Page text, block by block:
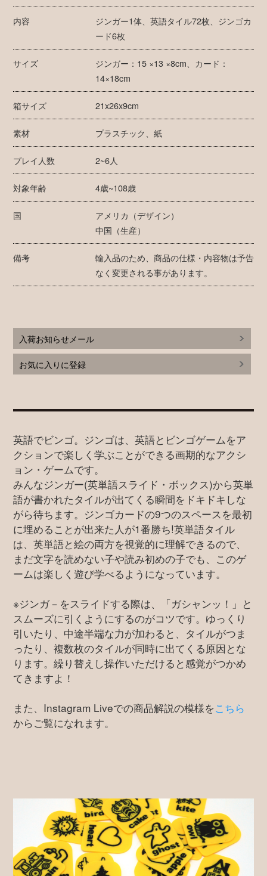
内容
ジンガー1体、英語タイル72枚、ジンゴカ
ード6枚
サイズ
ジンガー：15 ×13 ×8cm、カード：
14×18cm
箱サイズ 21x26x9cm
素材 プラスチック、紙
プレイ人数 2~6人
対象年齢 4歳~108歳
国
アメリカ（デザイン）
中国（生産）
備考
輸入品のため、商品の仕様・内容物は予告
なく変更される事があります。
入荷お知らせメール
お気に入りに登録
英語でビンゴ。ジンゴは、英語とビンゴゲームをア
クションで楽しく学ぶことができる画期的なアクシ
ョン・ゲームです。
みんなジンガー(英単語スライド・ボックス)から英単
語が書かれたタイルが出てくる瞬間をドキドキしな
がら待ちます。ジンゴカードの9つのスペースを最初
に埋めることが出来た人が1番勝ち!英単語タイル
は、英単語と絵の両方を視覚的に理解できるので、
まだ文字を読めない子や読み初めの子でも、このゲ
ームは楽しく遊び学べるようになっています。
※ジンガ－をスライドする際は、「ガシャンッ！」と
スムーズに引くようにするのがコツです。ゆっくり
引いたり、中途半端な力が加わると、タイルがつま
ったり、複数枚のタイルが同時に出てくる原因とな
ります。繰り替えし操作いただけると感覚がつかめ
てきますよ！
また、Instagram Liveでの商品解説の模様をこちら
からご覧になれます。